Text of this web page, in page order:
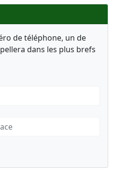
de téléphone, un de
dans les plus brefs